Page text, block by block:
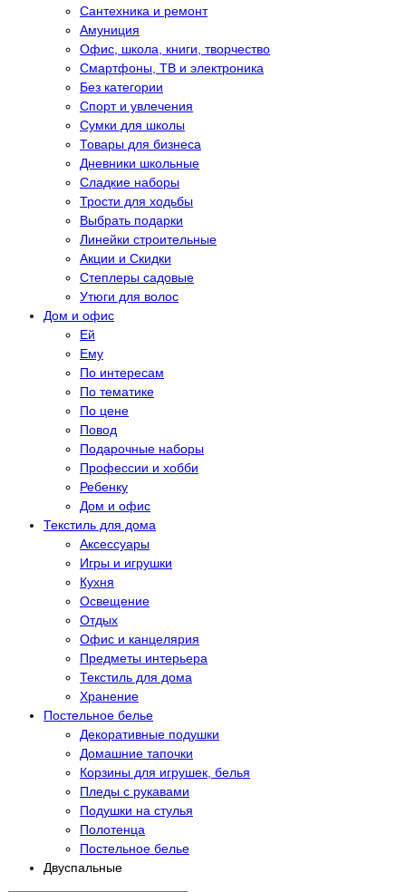
Сантехника и ремонт
Амуниция
Офис, школа, книги, творчество
Смартфоны, ТВ и электроника
Без категории
Спорт и увлечения
Сумки для школы
Товары для бизнеса
Дневники школьные
Сладкие наборы
Трости для ходьбы
Выбрать подарки
Линейки строительные
Акции и Скидки
Степлеры садовые
Утюги для волос
Дом и офис
Eй
Eму
По интересам
По тематике
По цене
Повод
Подарочные наборы
Профессии и хобби
Ребенку
Дом и офис
Текстиль для дома
Аксессуары
Игры и игрушки
Кухня
Освещение
Отдых
Офис и канцелярия
Предметы интерьера
Текстиль для дома
Хранение
Постельное белье
Декоративные подушки
Домашние тапочки
Корзины для игрушек, белья
Пледы с рукавами
Подушки на стулья
Полотенца
Постельное белье
Двуспальные